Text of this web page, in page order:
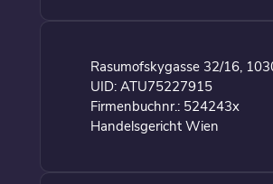
Rasumofskygasse 32/16,
UID: ATU75227915
Firmenbuchnr.: 524243x
Handelsgericht Wien